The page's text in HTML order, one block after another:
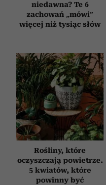
niedawna? Te 6
zachowań „mówi”
więcej niż tysiąc słów
Rośliny, które
oczyszczają powietrze.
5 kwiatów, które
powinny być